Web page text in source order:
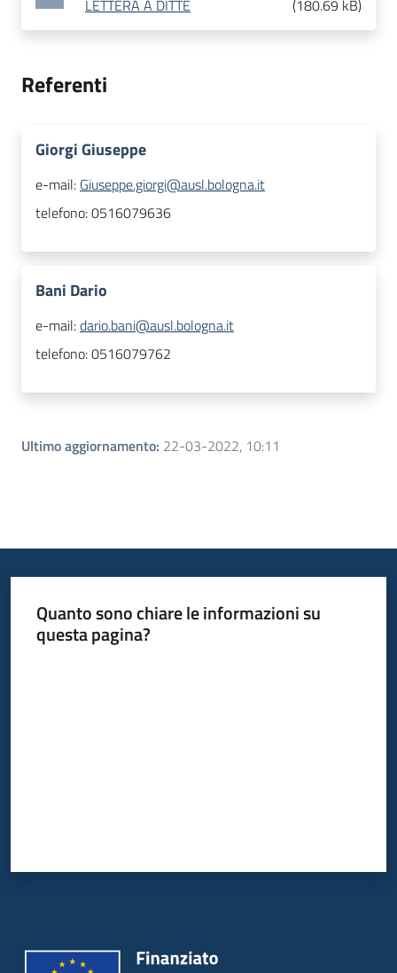
LETTERA A DITTE (180.69 kB)
Referenti
Giorgi Giuseppe
e-mail: Giuseppe.giorgi@ausl.bologna.it
telefono:0516079636
Bani Dario
e-mail:dario.bani@ausl.bologna.it
telefono:0516079762
Ultimo aggiornamento: 22-03-2022, 10:11
Quanto sono chiare le informazioni su
questa pagina?